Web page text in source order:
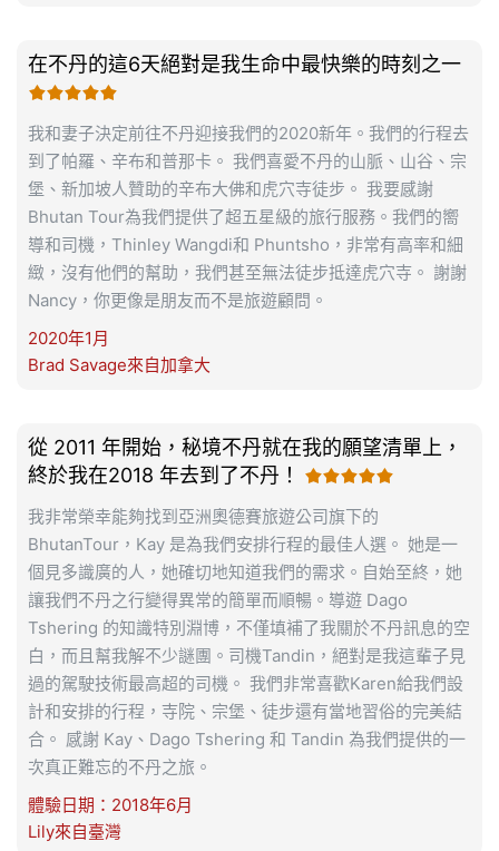
在不丹的這6天絕對是我生命中最快樂的時刻之一

我和妻子決定前往不丹迎接我們的2020新年。我們的行程去
到了帕羅、辛布和普那卡。 我們喜愛不丹的山脈、山谷、宗
堡、新加坡人贊助的辛布大佛和虎穴寺徒步。 我要感謝
Bhutan Tour為我們提供了超五星級的旅行服務。我們的嚮
導和司機，Thinley Wangdi和 Phuntsho，非常有高率和細
緻，沒有他們的幫助，我們甚至無法徒步抵達虎穴寺。 謝謝
Nancy，你更像是朋友而不是旅遊顧問。
2020年1月
Brad Savage來自加拿大
從 2011 年開始，秘境不丹就在我的願望清單上，
終於我在2018 年去到了不丹！

我非常榮幸能夠找到亞洲奧德賽旅遊公司旗下的
BhutanTour，Kay 是為我們安排行程的最佳人選。 她是一
個見多識廣的人，她確切地知道我們的需求。自始至終，她
讓我們不丹之行變得異常的簡單而順暢。導遊 Dago
Tshering 的知識特別淵博，不僅填補了我關於不丹訊息的空
白，而且幫我解不少謎團。司機Tandin，絕對是我這輩子見
過的駕駛技術最高超的司機。 我們非常喜歡Karen給我們設
計和安排的行程，寺院、宗堡、徒步還有當地習俗的完美結
合。 感謝 Kay、Dago Tshering 和 Tandin 為我們提供的一
次真正難忘的不丹之旅。
體驗日期：2018年6月
Lily來自臺灣